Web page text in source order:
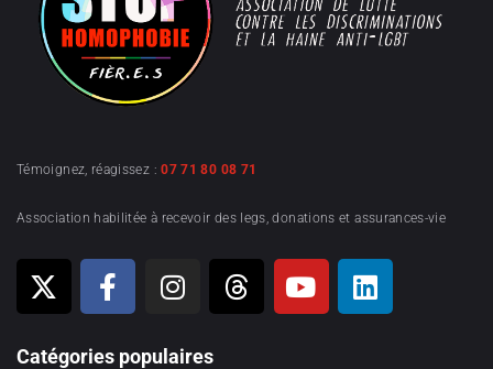
Témoignez, réagissez :07 71 80 08 71
Association habilitée à recevoir des legs, donations et assurances-vie
Catégories populaires